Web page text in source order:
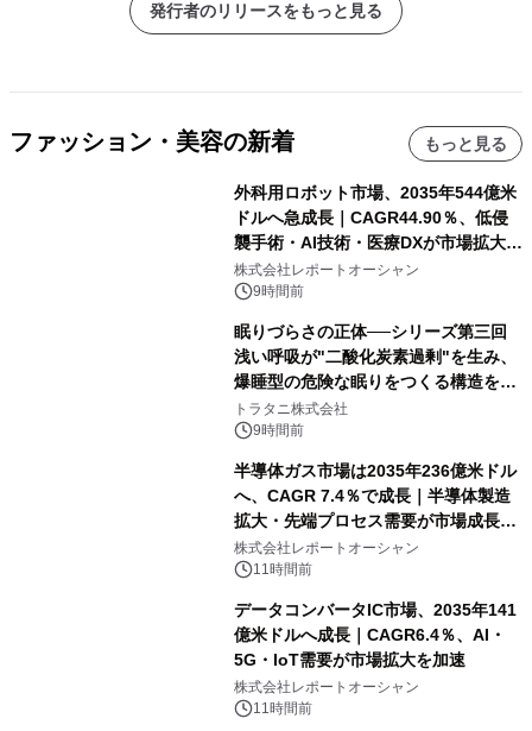
発行者のリリースをもっと見る
ファッション・美容の新着 もっと見る
外科用ロボット市場、2035年544億米
ドルへ急成長｜CAGR44.90％、低侵
襲手術・AI技術・医療DXが市場拡大を
牽引
株式会社レポートオーシャン
9時間前
眠りづらさの正体──シリーズ第三回
浅い呼吸が"二酸化炭素過剰"を生み、
爆睡型の危険な眠りをつくる構造を解
説
トラタニ株式会社
9時間前
半導体ガス市場は2035年236億米ドル
へ、CAGR 7.4％で成長｜半導体製造
拡大・先端プロセス需要が市場成長を
加速
株式会社レポートオーシャン
11時間前
データコンバータIC市場、2035年141
億米ドルへ成長｜CAGR6.4％、AI・
5G・IoT需要が市場拡大を加速
株式会社レポートオーシャン
11時間前